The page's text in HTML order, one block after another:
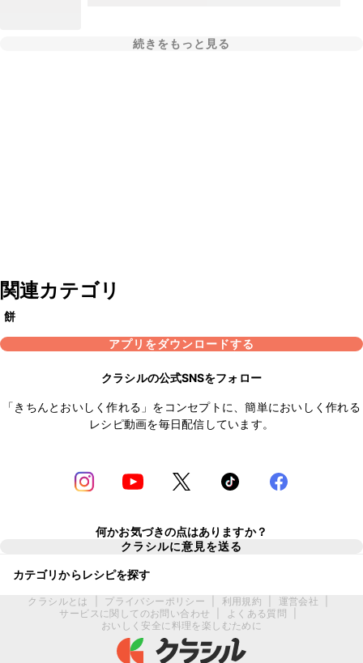
続きをもっと見る
関連カテゴリ
餅
アプリをダウンロードする
クラシルの公式SNSをフォロー
「きちんとおいしく作れる」をコンセプトに、簡単においしく作れる
レシピ動画を毎日配信しています。
何かお気づきの点はありますか？
クラシルに意見を送る
カテゴリからレシピを探す
クラシルとは プライバシーポリシー 利用規約 運営会社
サービスに関してのお問い合わせ
よくある質問
おいしく安全に料理を楽しむために